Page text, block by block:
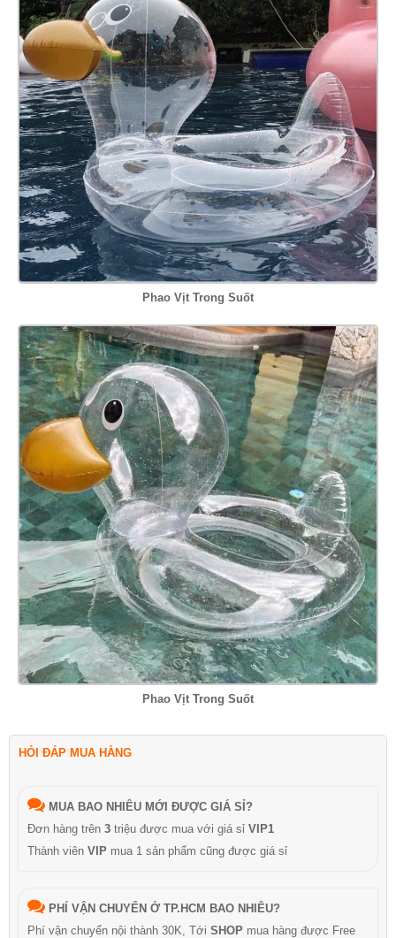
Phao Vịt Trong Suốt
Phao Vịt Trong Suốt
HỎI ĐÁP MUA HÀNG
MUA BAO NHIÊU MỚI ĐƯỢC GIÁ SỈ?
Đơn hàng trên 3 triệu được mua với giá sỉ VIP1
Thành viên VIP mua 1 sản phẩm cũng được giá sỉ
PHÍ VẬN CHUYỂN Ở TP.HCM BAO NHIÊU?
Phí vận chuyển nội thành 30K, Tới SHOP mua hàng được Free